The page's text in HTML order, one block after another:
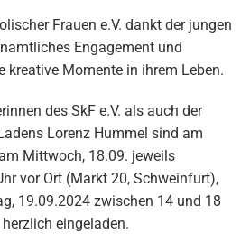
Frauen e.V. dankt der jungen
Engagement und
kreative Momente in ihrem Leben.
des SkF e.V. als auch der
Lorenz Hummel sind am
Mittwoch, 18.09. jeweils
vor Ort (Markt 20, Schweinfurt),
19.09.2024 zwischen 14 und 18
eingeladen.